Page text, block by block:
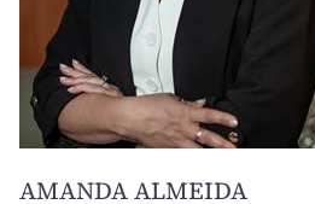
AMANDA ALMEIDA